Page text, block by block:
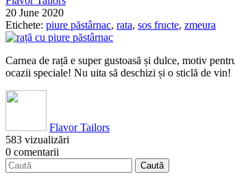
20 June 2020
Etichete: piure păstârnac, rata, sos fructe, zmeura
Carnea de rață e super gustoasă și dulce, motiv
ocazii speciale! Nu uita să deschizi și o sticlă de vin!
Flavor Tailors
583 vizualizări
0 comentarii